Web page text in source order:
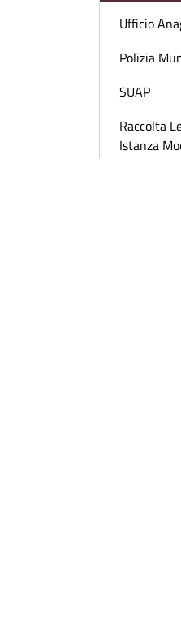
Ufficio
Polizia
SUAP
Raccolta
Istanza